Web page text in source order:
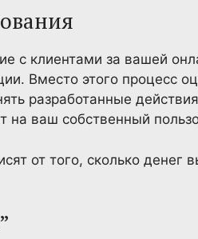
с клиентами за вашей
Вместо этого процесс
разработанные
на ваш собственный
от того, сколько денег